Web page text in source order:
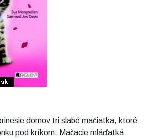
domov tri slabé mačiatka, ktoré
pod kríkom. Mačacie mláďatká